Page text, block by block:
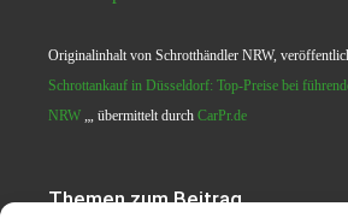
Originalinhalt von Schrotthändler NRW,
Schrottankauf in Düsseldorf: Top-Preise bei
NRW „, übermittelt durch CarPr.de
Themen zum Beitrag